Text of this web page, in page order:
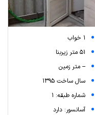
1 خواب
51 متر زیربنا
-- متر زمین
سال ساخت 1395
شماره طبقه: 1
آسانسور: دارد